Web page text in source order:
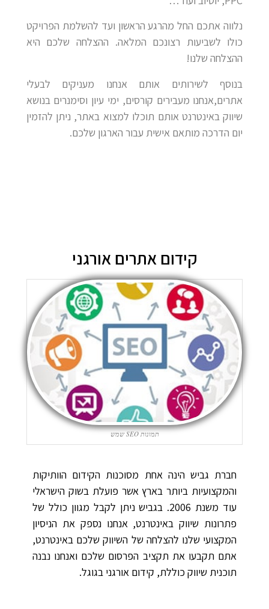
נלווה אתכם החל מהרגע הראשון ועד להשלמת הפרויקט
כולו לשביעות רצונכם המלאה. ההצלחה שלכם היא
ההצלחה שלנו!
בנוסף לשירותים אותם אנחנו מעניקים לבעלי
אתרים,אנחנו מעבירים קורסים, ימי עיון וסימנרים בנושא
שיווק באינטרנט אותם תוכלו למצוא באתר, ניתן להזמין
יום הדרכה מותאם אישית עבור הארגון שלכם.
קידום אתרים אורגני
תמונות SEO שמש
חברת גביש הינה אחת מסוכנות הקידום הוותיקות
והמקצועיות ביותר בארץ אשר פועלת בשוק הישראלי
עוד משנת 2006. בגביש ניתן לקבל מגוון כולל של
פתרונות שיווק באינטרנט, אנחנו נספק את הניסיון
המקצועי שלנו להצלחה של השיווק שלכם באינטרנט,
אתם תקבעו את תקציב הפרסום שלכם ואנחנו נבנה
תוכנית שיווק כוללת, קידום אורגני בגוגל.